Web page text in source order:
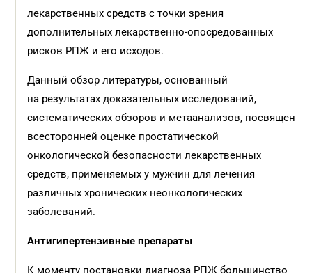
лекарственных средств с точки зрения
дополнительных лекарственно-опосредованных
рисков РПЖ и его исходов.
Данный обзор литературы, основанный
на результатах доказательных исследований,
систематических обзоров и метаанализов, посвящен
всесторонней оценке простатической
онкологической безопасности лекарственных
средств, применяемых у мужчин для лечения
различных хронических неонкологических
заболеваний.
Антигипертензивные препараты
К моменту постановки диагноза РПЖ большинство